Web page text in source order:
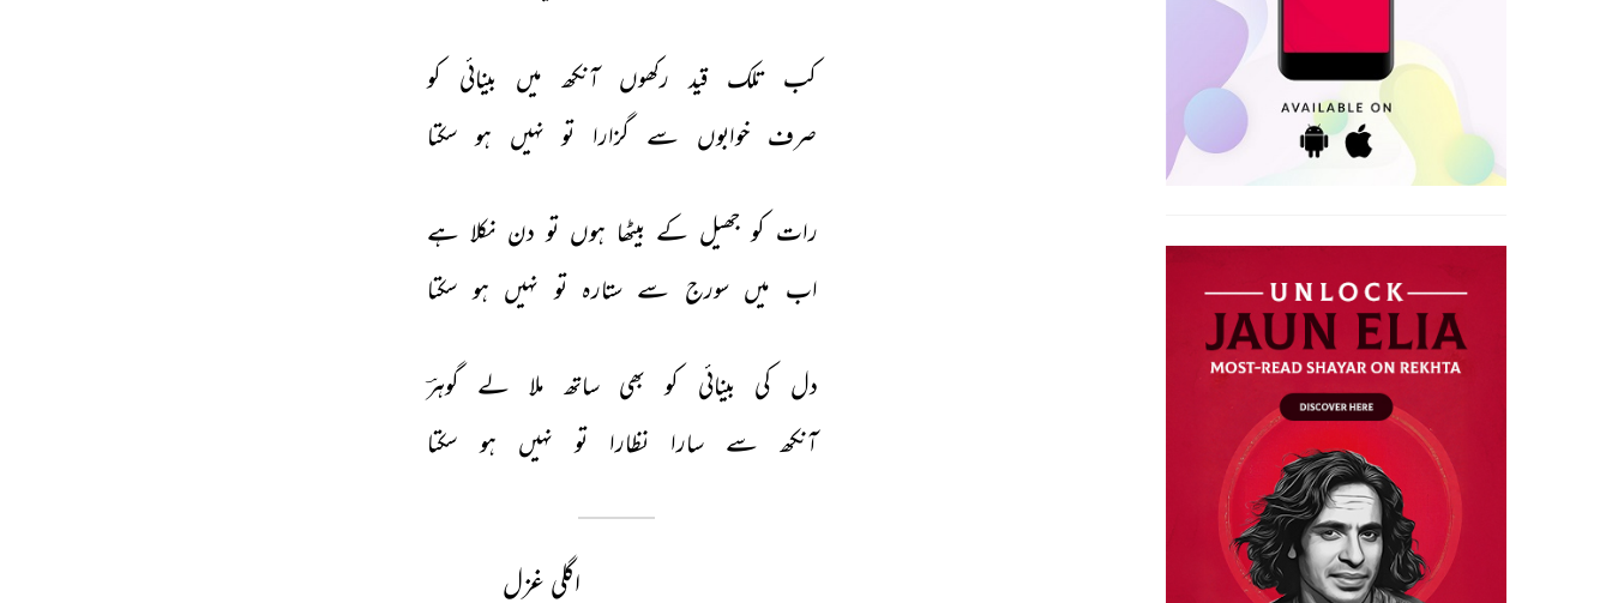
کب تلک قید رکھوں آنکھ میں بینائی
کو
صرف خوابوں سے گزارا تو نہیں ہو سکتا
رات کو جھیل کے بیٹھا ہوں تو دن نکلا ہے
اب میں سورج سے ستارہ تو نہیں ہو سکتا
دل کی بینائی کو بھی ساتھ ملا لے
گوہرؔ
آنکھ
سے سارا نظارا تو نہیں ہو سکتا
اگلی غزل